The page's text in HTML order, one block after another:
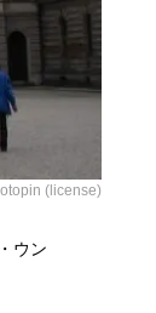
(license)
ウン